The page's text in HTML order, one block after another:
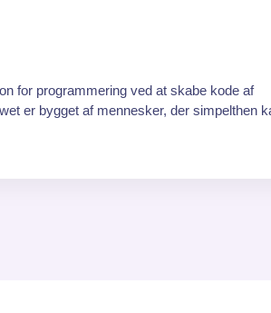
for programmering ved at skabe kode af
er bygget af mennesker, der simpelthen